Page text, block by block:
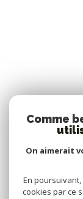
Comme
On aimerait
En
cookies par ce